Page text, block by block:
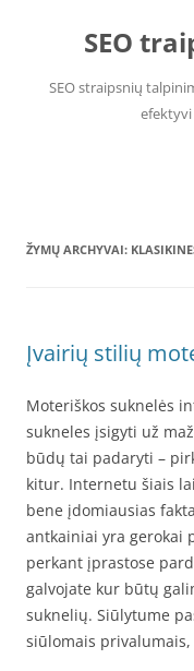
SEO
SEO straipsnių
ŽYMŲ ARCHYVAI:
Įvairių stilių
Moteriškos suknelės
sukneles įsigyti už
būdų tai padaryti –
kitur. Internetu šiais
bene įdomiausias
antkainiai yra gerokai
perkant įprastose
galvojate kur būtų
suknelių. Siūlytume
siūlomais